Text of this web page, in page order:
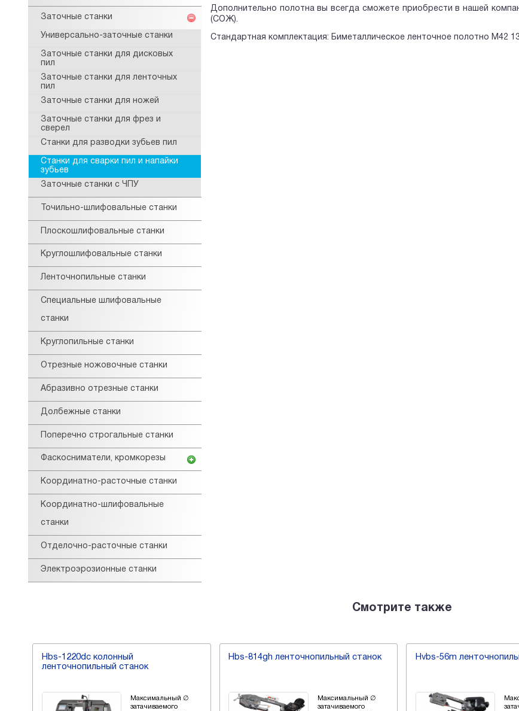
Заточные станки
Универсально-заточные станки
Заточные станки для дисковых
пил
Заточные станки для ленточных
пил
Заточные станки для ножей
Заточные станки для фрез и
сверел
Станки для разводки зубьев пил
Станки для сварки пил и напайки
зубьев
Заточные станки с ЧПУ
Точильно-шлифовальные станки
Плоскошлифовальные станки
Круглошлифовальные станки
Ленточнопильные станки
Специальные шлифовальные
станки
Круглопильные станки
Отрезные ножовочные станки
Абразивно отрезные станки
Долбежные станки
Поперечно строгальные станки
Фаскосниматели, кромкорезы
Координатно-расточные станки
Координатно-шлифовальные
станки
Отделочно-расточные станки
Электроэрозионные станки
Дополнительно полотна вы всегда сможете приобрести в нашей
(СОЖ).
Стандартная комплектация: Биметаллическое ленточное полотно М42
Смотрите также
Hbs-814gh ленточнопильный станок
Максимальный ∅
затачиваемого
Hvbs-56m ленточнопильный станок
Максимальный ∅
затачиваемого
Hbs-1220dc колонный